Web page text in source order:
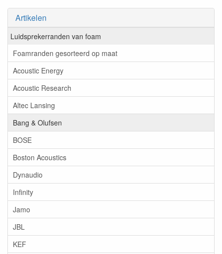
Artikelen
Luidsprekerranden van foam
Foamranden gesorteerd op maat
Acoustic Energy
Acoustic Research
Altec Lansing
Bang & Olufsen
BOSE
Boston Acoustics
Dynaudio
Infinity
Jamo
JBL
KEF